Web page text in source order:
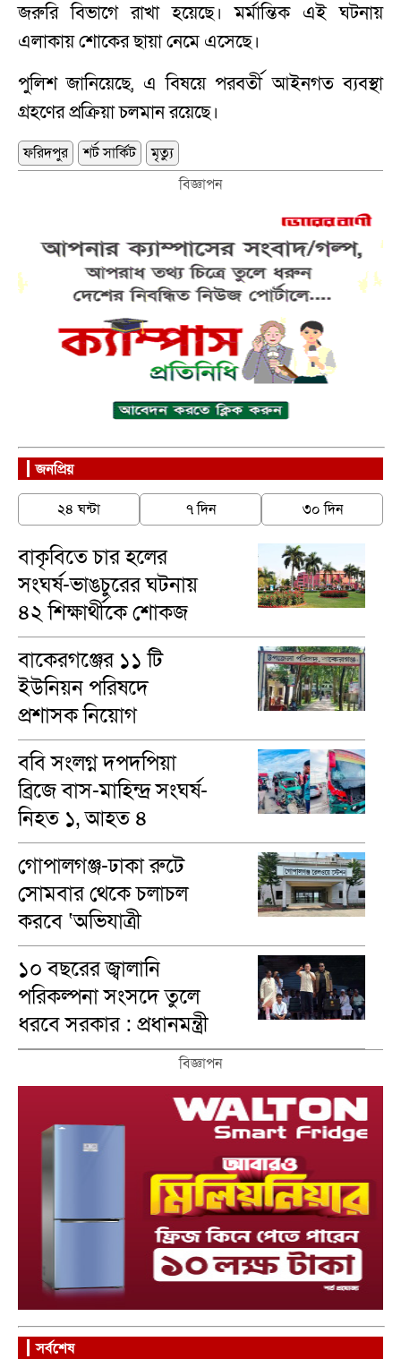
জরুরি বিভাগে রাখা হয়েছে। মর্মান্তিক এই ঘটনায়
এলাকায় শোকের ছায়া নেমে এসেছে।
পুলিশ জানিয়েছে, এ বিষয়ে পরবর্তী আইনগত ব্যবস্থা
গ্রহণের প্রক্রিয়া চলমান রয়েছে।
ফরিদপুর শর্ট সার্কিট
মৃত্যু
বিজ্ঞাপন
জনপ্রিয়
২৪ ঘন্টা ৭ দিন ৩০ দিন
বাকৃবিতে চার হলের
সংঘর্ষ-ভাঙচুরের ঘটনায়
৪২ শিক্ষার্থীকে শোকজ
বাকেরগঞ্জের ১১ টি
ইউনিয়ন পরিষদে
প্রশাসক নিয়োগ
ববি সংলগ্ন দপদপিয়া
ব্রিজে বাস-মাহিন্দ্র সংঘর্ষ-
নিহত ১, আহত ৪
গোপালগঞ্জ-ঢাকা রুটে
সোমবার থেকে চলাচল
করবে ‘অভিযাত্রী
কমিউটার’ ট্রেন
১০ বছরের জ্বালানি
পরিকল্পনা সংসদে তুলে
ধরবে সরকার : প্রধানমন্ত্রী
বিজ্ঞাপন
সর্বশেষ